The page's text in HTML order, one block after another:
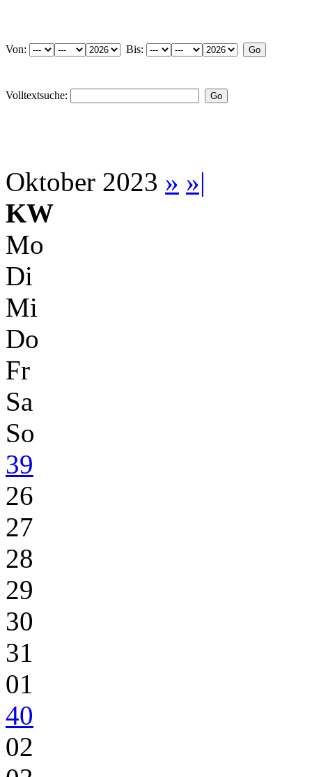
Von: Bis:
Volltextsuche:
Oktober 2023 » »|
KW
Mo
Di
Mi
Do
Fr
Sa
So
39
26
27
28
29
30
31
01
40
02